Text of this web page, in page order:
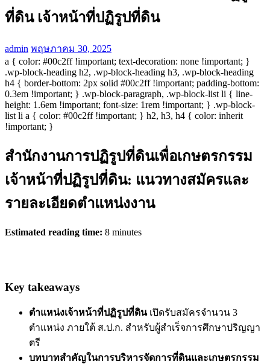
ที่ดิน เจ้าหน้าที่ปฏิรูปที่ดิน
admin พฤษภาคม 30, 2025
a { color: #00c2ff !important; text-decoration: none !important; }
.wp-block-heading h2, .wp-block-heading h3, .wp-block-heading
h4 { border-bottom: 2px solid #00c2ff !important; padding-bottom:
0.3em !important; } .wp-block-paragraph, .wp-block-list li { line-
height: 1.6em !important; font-size: 1rem !important; } .wp-block-
list li a { color: #00c2ff !important; } h2, h3, h4 { color: inherit
!important; }
สำนักงานการปฏิรูปที่ดินเพื่อเกษตรกรรม
เจ้าหน้าที่ปฏิรูปที่ดิน: แนวทางสมัครและ
รายละเอียดตำแหน่งงาน
Estimated reading time: 8 minutes
Key takeaways
ตำแหน่งเจ้าหน้าที่ปฏิรูปที่ดินเปิดรับสมัครจำนวน 3
ตำแหน่ง ภายใต้ ส.ป.ก. สำหรับผู้สำเร็จการศึกษาปริญญา
ตรี
บทบาทสำคัญในการบริหารจัดการที่ดินและเกษตรกรรม